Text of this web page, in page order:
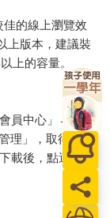
中有一個令人難
部分呈現出未消
熔爐：人工流產
名悲慘的波蘭女
這裡也提到在講
Parker在令人難忘
章也生動傳達出
產的過程。這裡
守陣地〉中母女
勇敢而有同情心
之前幫助大家尋
的線上瀏覽效
上版本，建議裝
上的容量。
員中心」→「我
理」，取得通行
載後，點選任一